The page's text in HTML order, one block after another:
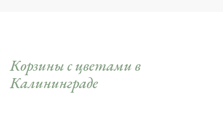
Корзины с цветами в
Калининграде